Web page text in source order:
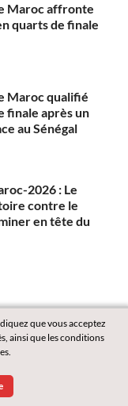
Maroc affronte
quarts de finale
Maroc qualifié
finale après un
au Sénégal
2026 : Le
contre le
en tête du
que vous acceptez
ainsi que les conditions